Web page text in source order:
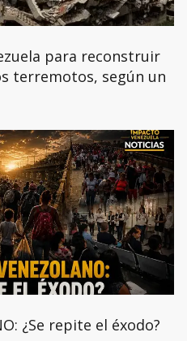
para reconstruir
terremotos, según un
¿Se repite el éxodo?